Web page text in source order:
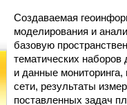
Создаваемая
моделирования и
базовую
тематических
и данные
сети, результаты
поставленных задач